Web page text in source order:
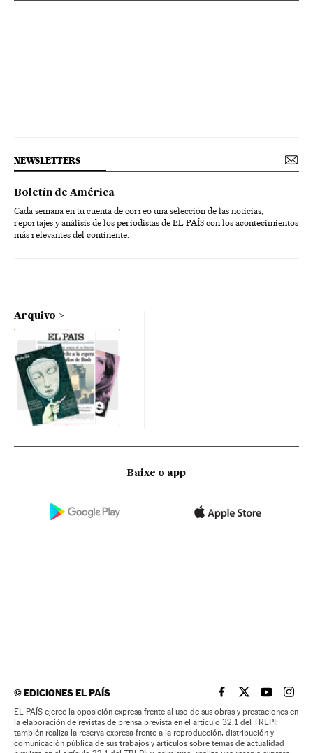
NEWSLETTERS
Boletín de América
Cada semana en tu cuenta de correo una selección de las noticias,
reportajes y análisis de los periodistas de EL PAÍS con los acontecimientos
más relevantes del continente.
Arquivo
Baixe o app
©EDICIONES EL PAÍS EL PAÍS BRASIL EN
EL PAÍSEL PAÍS
EL
EL PAÍS ejerce la oposición expresa frente al uso de sus obras y prestaciones en
la elaboración de revistas de prensa prevista en el artículo 32.1 del TRLPI;
también realiza la reserva expresa frente a la reproducción, distribución y
comunicación pública de sus trabajos y artículos sobre temas de actualidad